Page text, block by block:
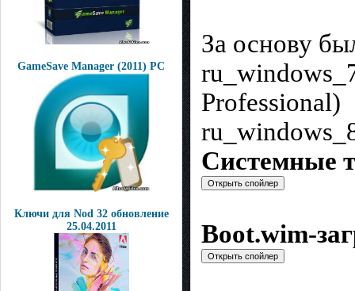
GameSave Manager (2011) РС
Ключи для Nod 32 обновление
25.04.2011
За основу
Professional)
Системные
Boot.wim-